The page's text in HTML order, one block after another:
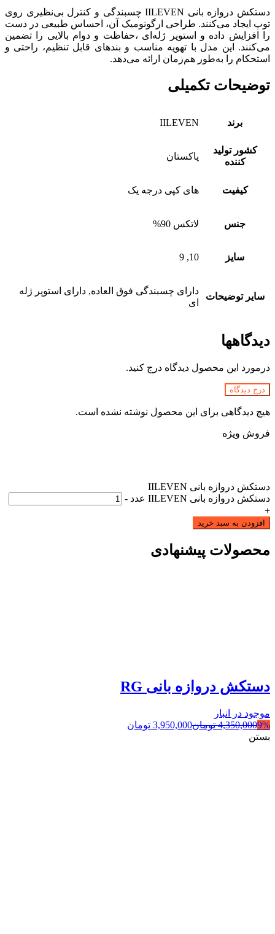
دستکش‌ دروازه بانی IILEVEN چسبندگی و کنترل بی‌نظیری روی
توپ ایجاد می‌کنند. طراحی ارگونومیک آن، احساس طبیعی در دست
را افزایش داده و استوپر ژله‌ای ،حفاظت و دوام بالایی را تضمین
می‌کنند. این مدل با تهویه مناسب و بندهای قابل تنظیم، راحتی و
استحکام را به‌طور هم‌زمان ارائه می‌دهد.
توضیحات تکمیلی
برند IILEVEN
کشور تولید
کننده
پاکستان
کیفیت های کپی درجه یک
جنس لاتکس 90%
سایز 10, 9
سایر توضیحات
دارای چسبندگی فوق العاده, دارای استوپر ژله
ای
دیدگاهها
درمورد این محصول دیدگاه درج کنید.
درج دیدگاه
هیچ دیدگاهی برای این محصول نوشته نشده است.
فروش ویژه
دستکش دروازه بانی IILEVEN
دستکش دروازه بانی IILEVEN عدد
-
+
افزودن به سبد خرید
محصولات پیشنهادی
دستکش دروازه بانی RG
موجود در انبار
9%
4,350,000 تومان3,950,000 تومان
بستن